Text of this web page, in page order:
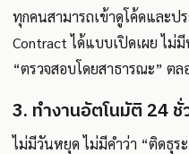
ทุกคนสามารถเข้าดูโค้ดและป
Contract ได้แบบเปิดเผย ไม่
“ตรวจสอบโดยสาธารณะ” ตล
3. ทำงานอัตโนมัติ 24 ชั่
ไม่มีวันหยุด ไม่มีคำว่า “ติดธุร